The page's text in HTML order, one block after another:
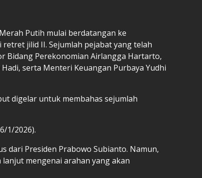
Putih mulai berdatangan ke
jilid II. Sejumlah pejabat yang telah
Bidang Perekonomian Airlangga Hartarto,
serta Menteri Keuangan Purbaya Yudhi
digelar untuk membahas sejumlah
1/2026).
dari Presiden Prabowo Subianto. Namun,
mengenai arahan yang akan